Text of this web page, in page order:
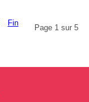
Page 1 sur 5
Fin